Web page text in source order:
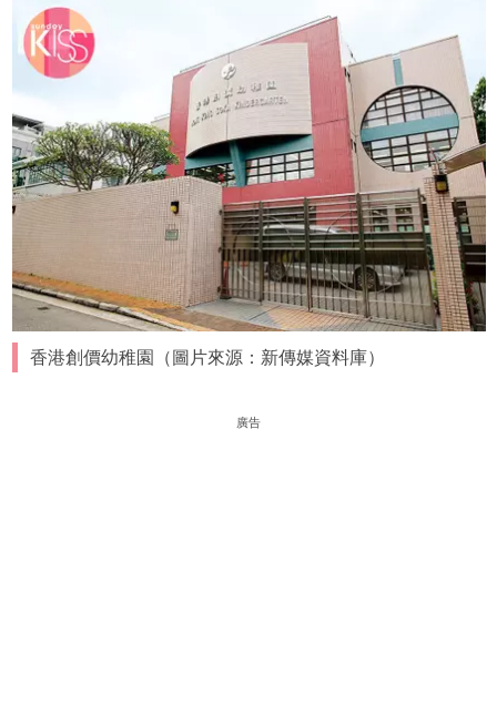
香港創價幼稚園（圖片來源：新傳媒資料庫）
廣告